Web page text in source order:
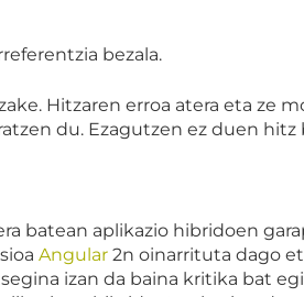
bezala.
Hitzaren erroa atera eta ze
du. Ezagutzen ez duen
batean aplikazio hibridoen
Angular 2n oinarrituta dago
izan da baina kritika bat